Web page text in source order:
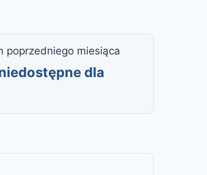
poprzedniego miesiąca
dla